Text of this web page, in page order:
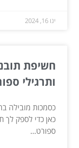
ינו 16, 2024
חשיפת
ותרגילי
כסמכות מובילה
כאן כדי לספק לך
ספורט...